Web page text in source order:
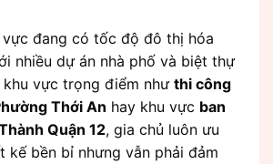
vực đang có tốc độ đô thị hóa
nhiều dự án nhà phố và biệt thự
khu vực trọng điểm như thi công
Thới An hay khu vực ban
Quận 12, gia chủ luôn ưu
kế bền bỉ nhưng vẫn phải đảm